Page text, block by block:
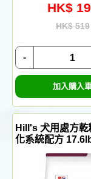
HK$
HK$ 519
-
加入購入
Hill's 犬用處方乾
化系統配方